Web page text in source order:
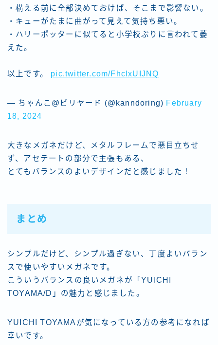
・構える前に全部決めておけば、そこまで影響ない。
・キューがたまに曲がって見えて気持ち悪い。
・ハリーポッターに似てると小学校ぶりに言われて萎
えた。
以上です。 pic.twitter.com/FhcIxUIJNQ
— ちゃんこ@ビリヤード (@kanndoring) February
18, 2024
大きなメガネだけど、メタルフレームで悪目立ちせ
ず、アセテートの部分で主張もある、
とてもバランスのよいデザインだと感じました！
まとめ
シンプルだけど、シンプル過ぎない、丁度よいバラン
スで使いやすいメガネです。
こういうバランスの良いメガネが「YUICHI
TOYAMA/D」の魅力と感じました。
YUICHI TOYAMAが気になっている方の参考になれば
幸いです。